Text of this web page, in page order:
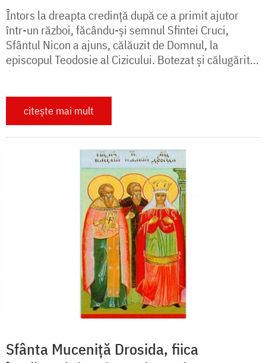
Întors la dreapta credință după ce a primit ajutor
într-un război, făcându-și semnul Sfintei Cruci,
Sfântul Nicon a ajuns, călăuzit de Domnul, la
episcopul Teodosie al Cizicului. Botezat și călugărit...
citește mai mult
Sfânta Muceniță Drosida, fiica